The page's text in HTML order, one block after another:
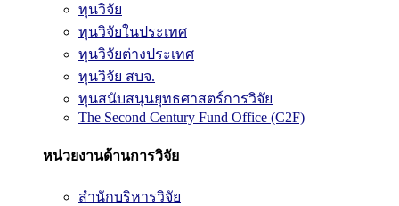
ทุนวิจัย
ทุนวิจัยในประเทศ
ทุนวิจัยต่างประเทศ
ทุนวิจัย สบจ.
ทุนสนับสนุนยุทธศาสตร์การวิจัย
The Second Century Fund Office (C2F)
หน่วยงานด้านการวิจัย
สำนักบริหารวิจัย